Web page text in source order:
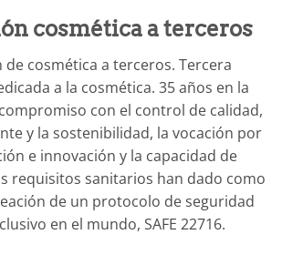
cosmética a terceros
de cosmética a terceros. Tercera
a la cosmética. 35 años en la
con el control de calidad,
y la sostenibilidad, la vocación por
e innovación y la capacidad de
requisitos sanitarios han dado como
de un protocolo de seguridad
en el mundo, SAFE 22716.